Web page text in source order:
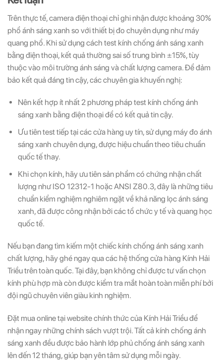
Trên thực tế, camera điện thoại chỉ ghi nhận được khoảng 30%
phổ ánh sáng xanh so với thiết bị đo chuyên dụng như máy
quang phổ. Khi sử dụng cách test kính chống ánh sáng xanh
bằng điện thoại, kết quả thường sai số trung bình ±15%, tùy
thuộc vào môi trường ánh sáng và chất lượng camera. Để đảm
bảo kết quả đáng tin cậy, các chuyên gia khuyến nghị:
Nên kết hợp ít nhất 2 phương pháp test kính chống ánh
sáng xanh bằng điện thoại để có kết quả tin cậy.
Ưu tiên test tiếp tại các cửa hàng uy tín, sử dụng máy đo ánh
sáng xanh chuyên dụng, được hiệu chuẩn theo tiêu chuẩn
quốc tế thay.
Khi chọn kính, hãy ưu tiên sản phẩm có chứng nhận chất
lượng như ISO 12312-1 hoặc ANSI Z80.3, đây là những tiêu
chuẩn kiểm nghiệm nghiêm ngặt về khả năng lọc ánh sáng
xanh, đã được công nhận bởi các tổ chức y tế và quang học
quốc tế.
Nếu bạn đang tìm kiếm một chiếc kính chống ánh sáng xanh
chất lượng, hãy ghé ngay qua các hệ thống cửa hàng Kính Hải
Triều trên toàn quốc. Tại đây, bạn không chỉ được tư vấn chọn
kính phù hợp mà còn được kiểm tra mắt hoàn toàn miễn phí bởi
đội ngũ chuyên viên giàu kinh nghiệm.
Đặt mua online tại website chính thức của Kính Hải Triều để
nhận ngay những chính sách vượt trội. Tất cả kính chống ánh
sáng xanh đều được bảo hành lớp phủ chống ánh sáng xanh
lên đến 12 tháng, giúp bạn yên tâm sử dụng mỗi ngày.